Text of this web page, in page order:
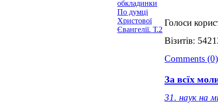
Голоси
Візитів:
Comments (0)
За всїх
31. наук на